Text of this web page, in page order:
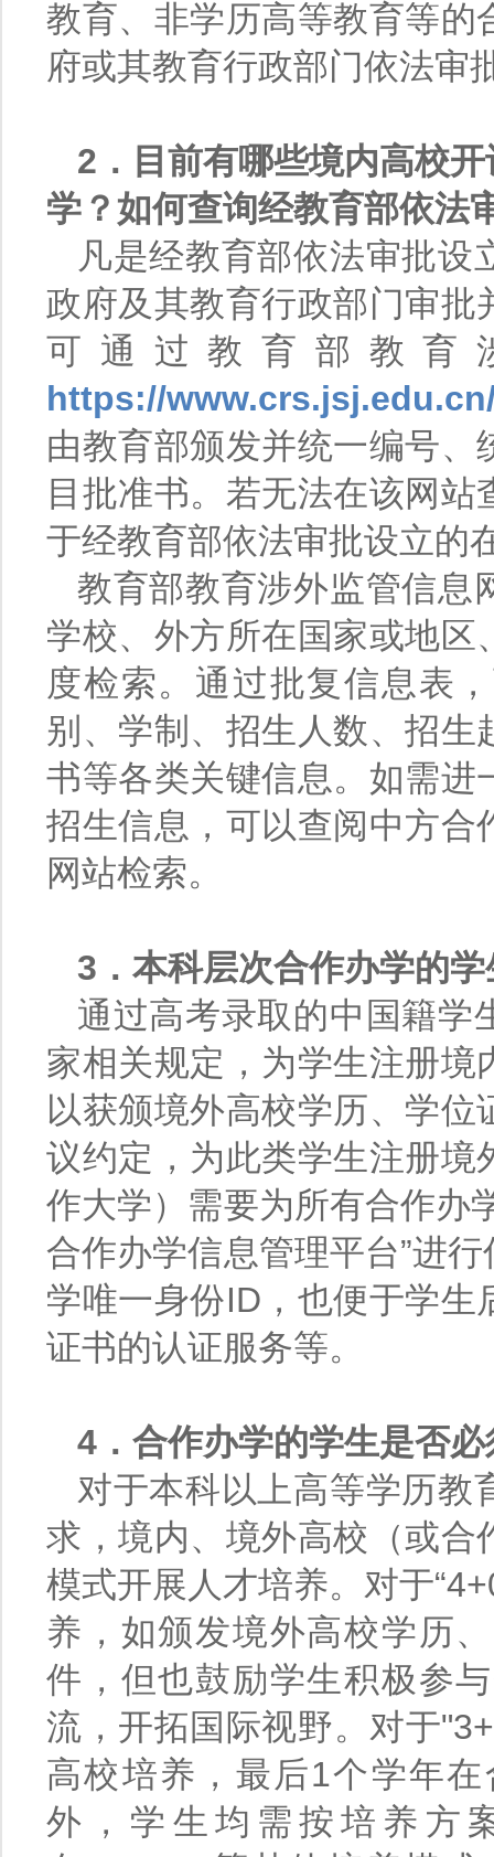
教育、非学历高等教育等的
府或其教育行政部门依法审
2．目前有哪些境内高校
学？如何查询经教育部依法
凡是经教育部依法审批设
政府及其教育行政部门审批
可通过教育部教育
https://
由教育部颁发并统一编号
目批准书。若无法在该网
于经教育部依法审批设立的
教育部教育涉外监管信息
学校、外方所在国家或地
度检索。通过批复信息表
别、学制、招生人数、招
书等各类关键信息。如需进
招生信息，可以查阅中方合
网站检索。
3．本科层次合作办学的
通过高考录取的中国籍学
家相关规定，为学生注册
以获颁境外高校学历、学
议约定，为此类学生注册境
作大学）需要为所有合作办
合作办学信息管理平台”进
学唯一身份ID，也便于学
证书的认证服务等。
4．合作办学的学生是否
对于本科以上高等学历教
求，境内、境外高校（或合
模式开展人才培养。对于
养，如颁发境外高校学历
件，但也鼓励学生积极参
流，开拓国际视野。对于
高校培养，最后1个学年
外，学生均需按培养方